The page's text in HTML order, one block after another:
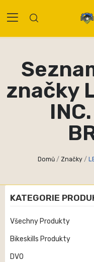
značky
Domů Značky
KATEGORIE
Všechny Produkty
Bikeskills Produkty
DVO